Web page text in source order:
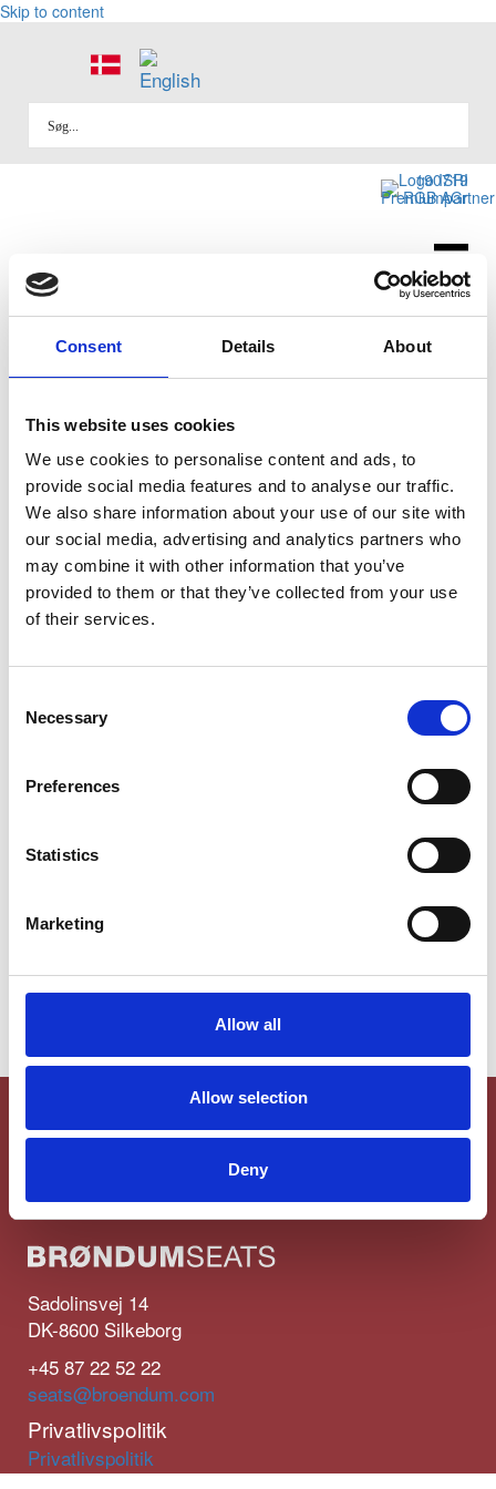
Consent Details About
This website uses cookies
We use cookies to personalise content and ads, to
provide social media features and to analyse our traffic.
We also share information about your use of our site with
our social media, advertising and analytics partners who
may combine it with other information that you’ve
provided to them or that they’ve collected from your use
of their services.
Selection
Necessary
Preferences
Statistics
Marketing
Allow all
Allow selection
Deny
Skip to content
SPORT
Indstilling af sædedybden
Sædedybden på stolen model SPORT kan justeres
fra en dybde på 50 cm og nedefter, ved at ryggen
flyttes frem i motageskinnerne på sædet.
Montage af ekstraudstyr
SPORT-stolen er opbygget med montageskinner i
udstyr.
Løspudesystemet betyder, at siddepuden nemt og
hurtigt kan udskiftes efter behov, samtidig med at der
forhold til brugerens specifikke behov.
Sadolinsvej 14
DK-8600 Silkeborg
+45 87 22 52 22
seats@broendum.com
Privatlivspolitik
Privatlivspolitik